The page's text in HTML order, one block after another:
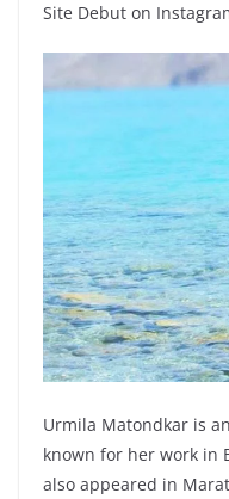
Site Debut on
Urmila Matondkar is
known for her work in
also appeared in